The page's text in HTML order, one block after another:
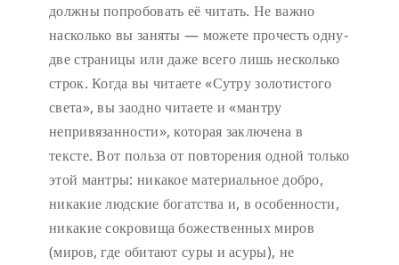
должны попробовать её читать. Не важно
насколько вы заняты — можете прочесть одну-
две страницы или даже всего лишь несколько
строк. Когда вы читаете «Сутру золотистого
света», вы заодно читаете и «мантру
непривязанности», которая заключена в
тексте. Вот польза от повторения одной только
этой мантры: никакое материальное добро,
никакие людские богатства и, в особенности,
никакие сокровища божественных миров
(миров, где обитают суры и асуры), не